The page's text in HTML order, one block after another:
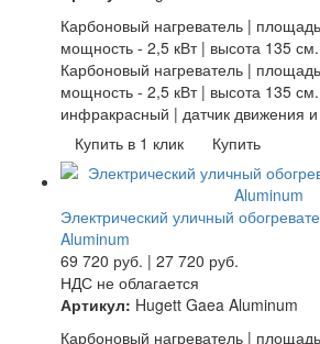
Карбоновый нагреватель |
мощность - 2,5 кВт | высота 135
Карбоновый нагреватель |
мощность - 2,5 кВт | высота 135
инфракрасный | датчик движения
Купить в 1 клик
Купить
Электрический уличный
Aluminum
69 720 руб. | 27 720 руб.
НДС не облагается
Артикул: Hugett Gaea Aluminum
Карбоновый нагреватель |